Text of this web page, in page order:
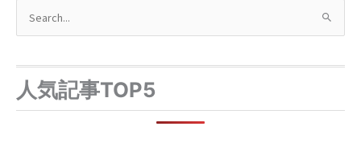
象
:人気記事TOP5